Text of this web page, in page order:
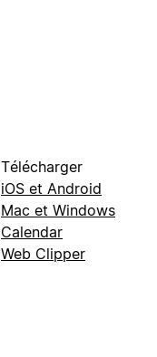
Télécharger
iOS et Android
Mac et Windows
Calendar
Web Clipper